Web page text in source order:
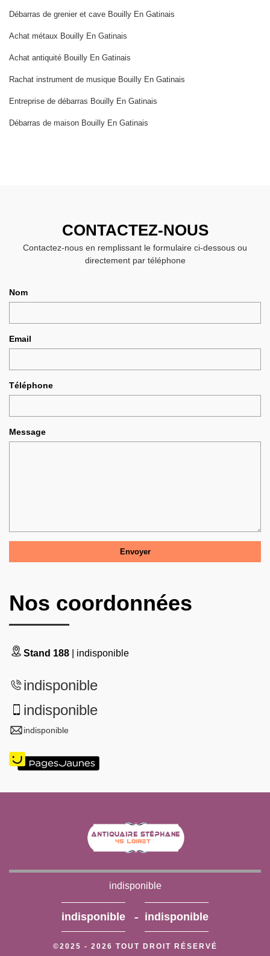
Débarras de grenier et cave Bouilly En Gatinais
Achat métaux Bouilly En Gatinais
Achat antiquité Bouilly En Gatinais
Rachat instrument de musique Bouilly En Gatinais
Entreprise de débarras Bouilly En Gatinais
Débarras de maison Bouilly En Gatinais
CONTACTEZ-NOUS
Contactez-nous en remplissant le formulaire ci-dessous ou
directement par téléphone
Nom
Email
Téléphone
Message
Nos coordonnées
Stand 188 | indisponible
indisponible
indisponible
indisponible
indisponible
indisponible - indisponible
©2025 - 2026 TOUT DROIT RÉSERVÉ